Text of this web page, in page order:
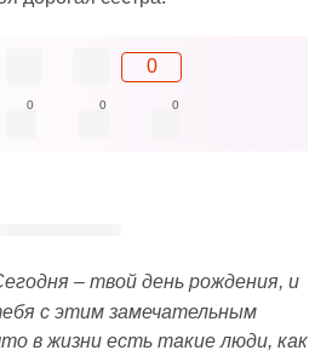
0
0 0 0
– твой день рождения, и
с этим замечательным
в жизни есть такие люди, как